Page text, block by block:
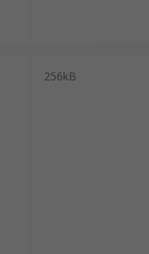
256kB